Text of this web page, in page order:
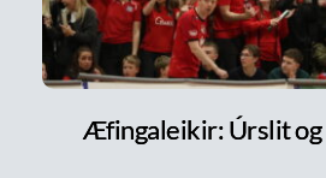
Æfingaleikir: Úrslit